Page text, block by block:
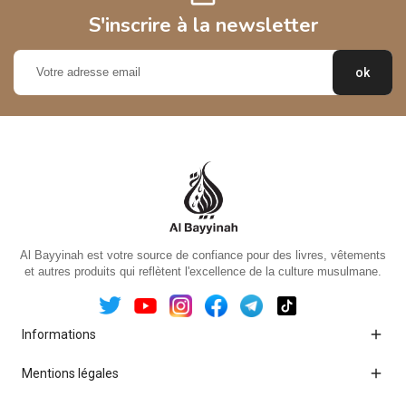
S'inscrire à la newsletter
Al Bayyinah est votre source de confiance pour des livres, vêtements
et autres produits qui reflètent l'excellence de la culture musulmane.
Informations 
Mentions légales 